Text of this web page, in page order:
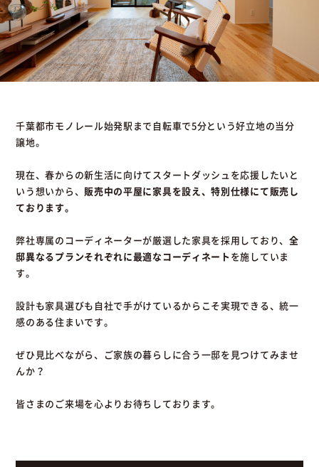
千葉都市モノレール始発駅まで自転車で5分という好立地の当分
譲地。
現在、春からの新生活に向けてスタートダッシュを応援したいと
いう想いから、 販売中の平屋に家具を設え、特別仕様にて販売し
ております。
弊社専属のコーディネーターが厳選した家具を採用しており、 全
邸異なるプランそれぞれに最適なコーディネート を施していま
す。
設計も家具選びも自社で手がけているからこそ実現できる、統一
感のある住まいです。
ぜひ見比べながら、ご家族の暮らしに合う一邸を見つけてみませ
んか？
皆さまのご来場を心よりお待ちしております。